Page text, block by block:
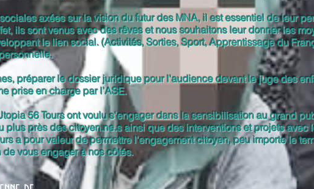
axées sur la vision du futur des MNA, il est essentiel de leur
ils sont venus avec des rêves et nous souhaitons leur donner les
le lien social. (Activités, Sorties, Sport, Apprentissage du
préparer le dossier juridique pour l'audience devant le juge des
prise en charge par l’ASE.
56 Tours ont voulu s'engager dans la sensibilisation au grand
plus près des citoyen.ne.s ainsi que des interventions et projets
a pour valeur de permettre l'engagement citoyen, peu importe le
de vous engager à nos côtés.